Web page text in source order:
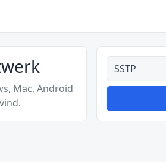
Mac, Android
Alle tipes